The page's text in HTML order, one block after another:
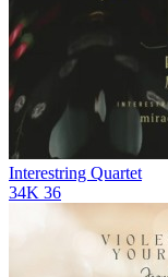
Interestring Quartet
34K 36